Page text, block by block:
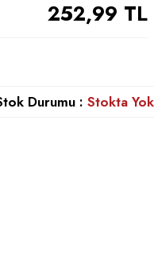
252,99 TL
Durumu : Stokta Yok